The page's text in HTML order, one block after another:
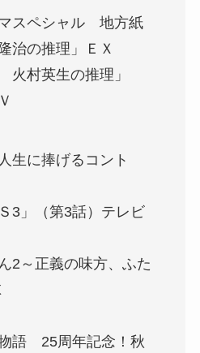
マスペシャル 地方紙
治の推理」ＥＸ
火村英生の推理」
生に捧げるコント
3」（第3話）テレビ
2～正義の味方、ふた
物語 25周年記念！秋